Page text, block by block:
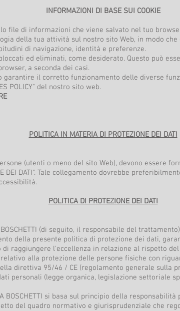
INFORMAZIONI DI BASE SUI COOKIE
file di informazioni che viene salvato nel tuo
della tua attività sul nostro sito Web, in modo
di navigazione, identità e preferenze.
ed eliminati, come desiderato. Questo può
a seconda dei casi.
garantire il corretto funzionamento delle diverse
POLICY" del nostro sito web.
POLITICA IN MATERIA DI PROTEZIONE DEI DATI
(utenti o meno del sito Web), devono essere
DEI DATI". Tale collegamento dovrebbe
POLITICA DI PROTEZIONE DEI DATI
(di seguito, il responsabile del
della presente politica di protezione dei dati,
raggiungere l'eccellenza in relazione al rispetto
alla protezione delle persone fisiche con
direttiva 95/46 / CE (regolamento generale sulla
personali (legge organica, legislazione settoriale
BOSCHETTI si basa sul principio della
del quadro normativo e giurisprudenziale che